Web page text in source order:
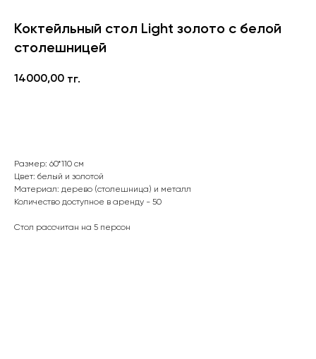
Коктейльный стол Light золото с белой
столешницей
14000,00 тг.
Размер: 60*110 см
Цвет: белый и золотой
Материал: дерево (столешница) и металл
Количество доступное в аренду - 50
Стол рассчитан на 5 персон